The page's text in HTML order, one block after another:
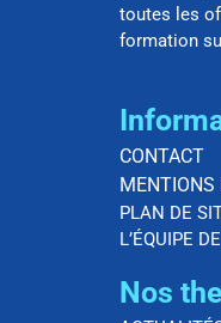
toutes les
formation
CONTACT
MENTIONS
PLAN DE
L’ÉQUIPE
Nos